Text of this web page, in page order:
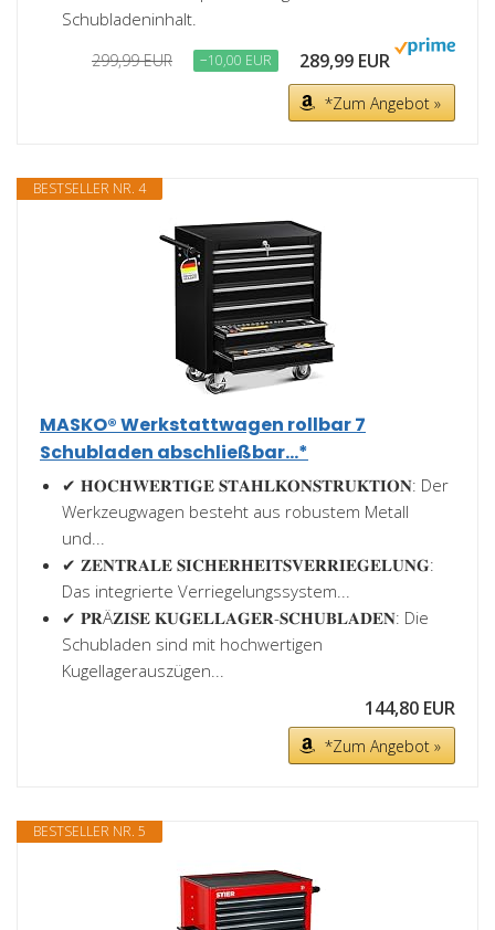
Schubladeninhalt.
299,99 EUR −10,00 EUR 289,99 EUR
*Zum Angebot »
BESTSELLER NR. 4
MASKO® Werkstattwagen rollbar 7
Schubladen abschließbar...*
✔ 𝐇𝐎𝐂𝐇𝐖𝐄𝐑𝐓𝐈𝐆𝐄 𝐒𝐓𝐀𝐇𝐋𝐊𝐎𝐍𝐒𝐓𝐑𝐔𝐊𝐓𝐈𝐎𝐍: Der
Werkzeugwagen besteht aus robustem Metall
und...
✔ 𝐙𝐄𝐍𝐓𝐑𝐀𝐋𝐄 𝐒𝐈𝐂𝐇𝐄𝐑𝐇𝐄𝐈𝐓𝐒𝐕𝐄𝐑𝐑𝐈𝐄𝐆𝐄𝐋𝐔𝐍𝐆:
Das integrierte Verriegelungssystem...
✔ 𝐏𝐑Ä𝐙𝐈𝐒𝐄 𝐊𝐔𝐆𝐄𝐋𝐋𝐀𝐆𝐄𝐑-𝐒𝐂𝐇𝐔𝐁𝐋𝐀𝐃𝐄𝐍: Die
Schubladen sind mit hochwertigen
Kugellagerauszügen...
144,80 EUR
*Zum Angebot »
BESTSELLER NR. 5